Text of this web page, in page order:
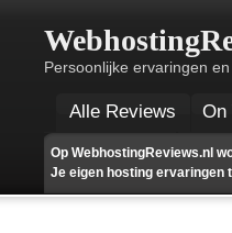
Persoonlijke ervaringen
Alle Reviews On
Op WebhostingReviews.nl
Je eigen hosting ervaringen